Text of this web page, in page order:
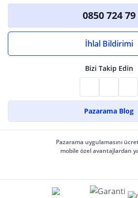
0850 724 79
İhlal Bildirimi
Bizi Takip Edin
Pazarama Blog
Pazarama uygulamasını
mobile özel avantajlardan